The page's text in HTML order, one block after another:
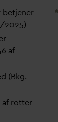
betjener
2025)
af
(Bkg.
af rotter